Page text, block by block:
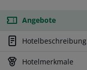
Angebote
Hotelbeschreibung
Hotelmerkmale